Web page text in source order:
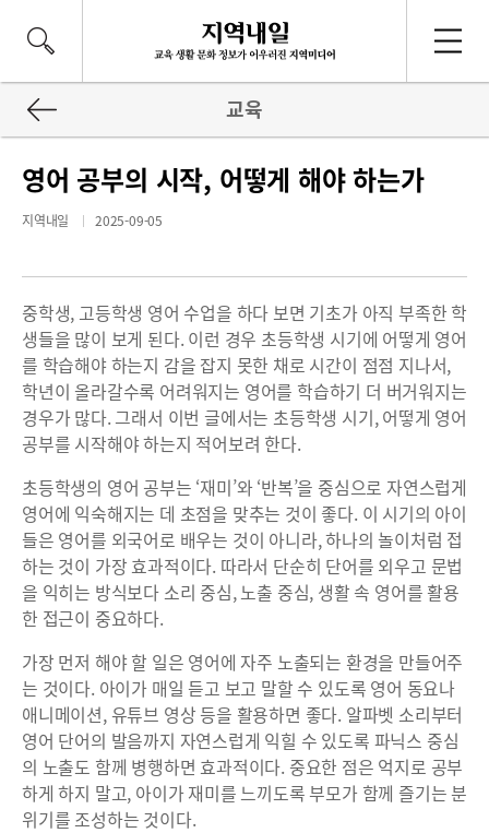
교육
영어 공부의 시작, 어떻게 해야 하는가
지역내일 2025-09-05
중학생, 고등학생 영어 수업을 하다 보면 기초가 아직 부족한 학
생들을 많이 보게 된다. 이런 경우 초등학생 시기에 어떻게 영어
를 학습해야 하는지 감을 잡지 못한 채로 시간이 점점 지나서,
학년이 올라갈수록 어려워지는 영어를 학습하기 더 버거워지는
경우가 많다. 그래서 이번 글에서는 초등학생 시기, 어떻게 영어
공부를 시작해야 하는지 적어보려 한다.
초등학생의 영어 공부는 ‘재미’와 ‘반복’을 중심으로 자연스럽게
영어에 익숙해지는 데 초점을 맞추는 것이 좋다. 이 시기의 아이
들은 영어를 외국어로 배우는 것이 아니라, 하나의 놀이처럼 접
하는 것이 가장 효과적이다. 따라서 단순히 단어를 외우고 문법
을 익히는 방식보다 소리 중심, 노출 중심, 생활 속 영어를 활용
한 접근이 중요하다.
가장 먼저 해야 할 일은 영어에 자주 노출되는 환경을 만들어주
는 것이다. 아이가 매일 듣고 보고 말할 수 있도록 영어 동요나
애니메이션, 유튜브 영상 등을 활용하면 좋다. 알파벳 소리부터
영어 단어의 발음까지 자연스럽게 익힐 수 있도록 파닉스 중심
의 노출도 함께 병행하면 효과적이다. 중요한 점은 억지로 공부
하게 하지 말고, 아이가 재미를 느끼도록 부모가 함께 즐기는 분
위기를 조성하는 것이다.